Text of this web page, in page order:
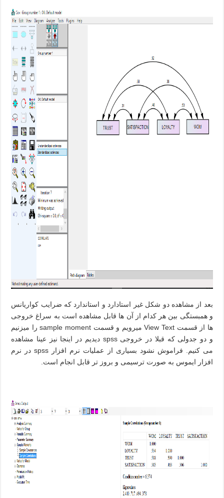
بعد از مشاهده دو شکل غیر استادارد و استاندارد که ضرایب کواریانس
و همبستگی بین هر کدام از آن ها قابل مشاهده است به سراغ خروجی
ها از قسمت View Text میرویم و قسمت sample moment را میزنیم
و دو جدولی که قبلا در خروجی spss دیدیم در اینجا نیز عینا مشاهده
می کنیم. فراموش نشود بسیاری از عملیات نرم افزار spss در نرم
افزار ایموس به صورت ترسیمی و بروز تر قابل انجام است.